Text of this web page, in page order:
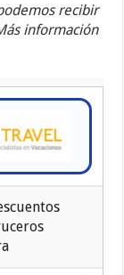
recibir
información